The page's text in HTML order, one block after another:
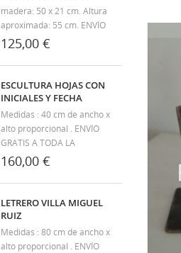
exclusividad a...
madera: 50 x 21 cm. Altura
aproximada: 55 cm. ENVÍO
GRATIS A TODA LA
PENÍNSULA. Desde Forja
Campos llevamos más de 30
años dedicándonos a la
artesanía y fabricación de
productos en forja. Nuestros
artículos aúnan el diseño y...
125,00 €
ESCULTURA HOJAS CON
INICIALES Y FECHA
Medidas : 40 cm de ancho x
alto proporcional . ENVÍO
GRATIS A TODA LA
PENÍNSULA. Desde Forja
Campos llevamos más de 30
años dedicándonos a la
artesanía y fabricación de
productos en forja. Nuestros
artículos aúnan el diseño y la
exclusividad a...
160,00 €
LETRERO VILLA MIGUEL
RUIZ
Medidas : 80 cm de ancho x
alto proporcional . ENVÍO